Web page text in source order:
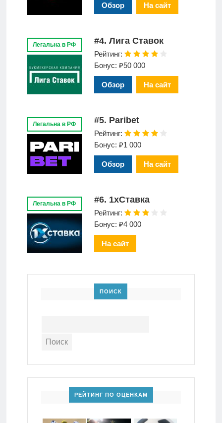
Обзор На сайт
Легальна в РФ #4. Лига Ставок
Рейтинг:
Бонус: ₽50 000
Обзор На сайт
Легальна в РФ #5. Paribet
Рейтинг:
Бонус: ₽1 000
Обзор На сайт
Легальна в РФ #6. 1xСтавка
Рейтинг:
Бонус: ₽4 000
На сайт
ПОИСК
РЕЙТИНГ ПО ОЦЕНКАМ